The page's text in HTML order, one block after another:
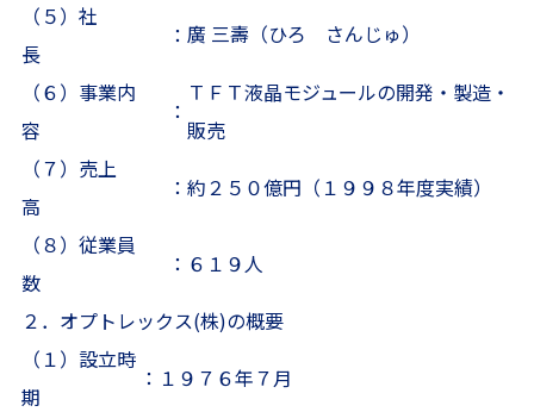
（５）社
長
： 廣 三壽（ひろ さんじゅ）
（６）事業内
容
：
ＴＦＴ液晶モジュールの開発・製造・
販売
（７）売上
高
： 約２５０億円（１９９８年度実績）
（８）従業員
数
： ６１９人
２．オプトレックス(株)の概要
（１）設立時
期
： １９７６年７月